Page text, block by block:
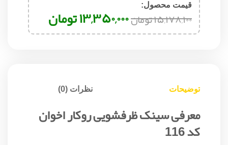
قیمت محصول:​
۱۵,۱۷۸,۱۰۰تومان۱۳,۳۵۰,۰۰۰تومان
توضیحات نظرات (0)
معرفی سینک ظرفشویی روکار اخوان
کد 116